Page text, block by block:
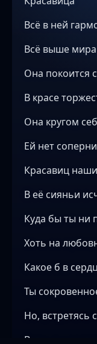
Всё в ней
Всё выше мира
Она покоится
В красе
Она кругом
Ей нет
Красавиц
В её сияньи
Куда бы ты ни
Хоть на
Какое б в
Ты
Но, встретясь
Вдруг